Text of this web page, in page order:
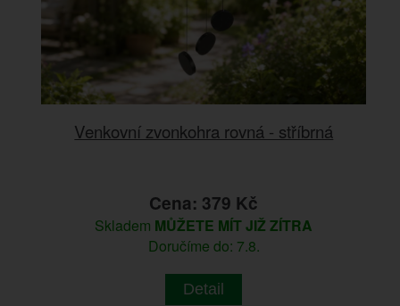
Venkovní zvonkohra rovná - stříbrná
Cena: 379 Kč
Skladem MŮŽETE MÍT JIŽ ZÍTRA
Doručíme do: 7.8.
Detail